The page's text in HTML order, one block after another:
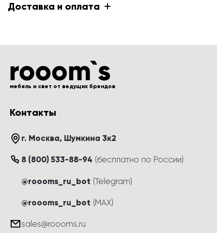
Доставка и оплата
мебель и свет от ведущих брендов
Контакты
г. Москва, Шумкина 3к2
8 (800) 533-88-94 (бесплатно по России)
@roooms_ru_bot (Telegram)
@roooms_ru_bot (MAX)
sales@roooms.ru